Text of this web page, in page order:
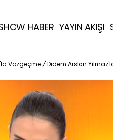
HABER YAYIN AKIŞI
Vazgeçme / Didem Arslan